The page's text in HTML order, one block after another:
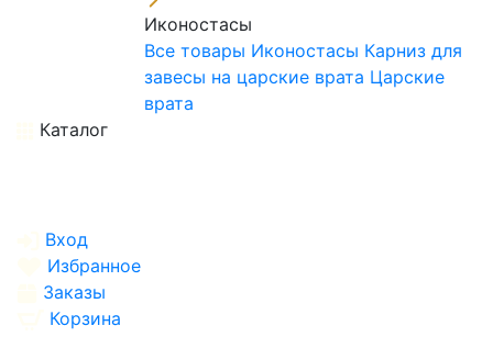
Иконостасы
Все товары Иконостасы Карниз для
завесы на царские врата Царские
врата
Каталог
Вход
Избранное
Заказы
Корзина